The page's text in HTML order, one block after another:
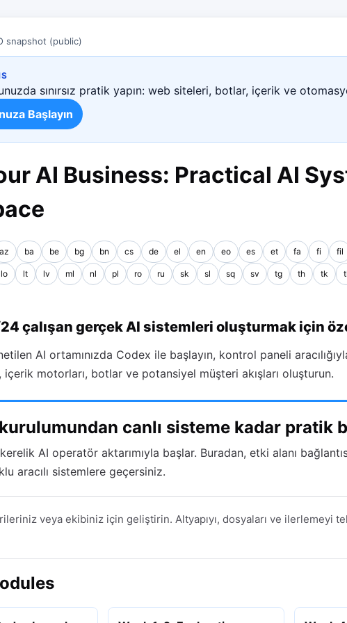
snapshot (public)
sınırsız pratik yapın: web siteleri, botlar, içerik ve
Başlayın
AI Business: Practical AI
az ba be bg bn cs de el en eo es et fa fi fil
lo lt lv ml nl pl ro ru sk sl sq sv tg th tk tl
çalışan gerçek AI sistemleri oluşturmak için
AI ortamınızda Codex ile başlayın, kontrol paneli
içerik motorları, botlar ve potansiyel müşteri akışları oluşturun.
canlı sisteme kadar pratik
AI operatör aktarımıyla başlar. Buradan, etki alanı
aracılı sistemlere geçersiniz.
veya ekibiniz için geliştirin. Altyapıyı, dosyaları ve ilerlemeyi